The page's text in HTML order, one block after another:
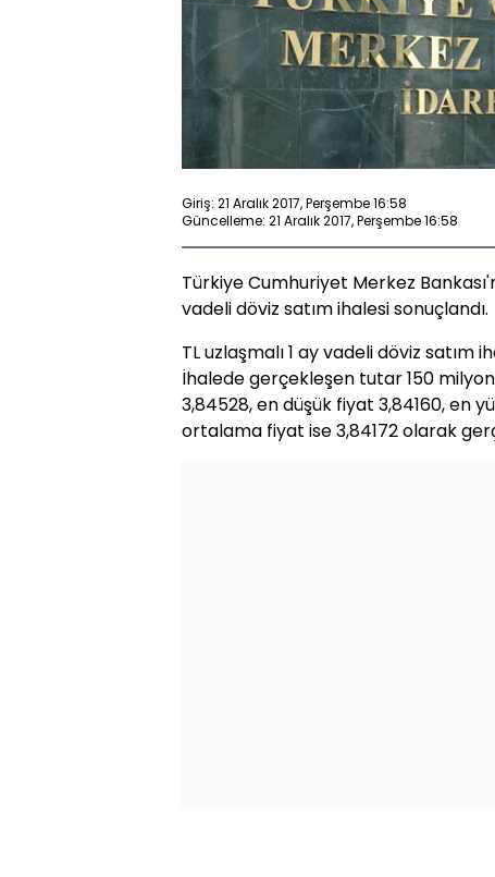
Giriş: 21 Aralık 2017, Perşembe 16:58
Güncelleme: 21 Aralık 2017, Perşembe 16:58
Türkiye Cumhuriyet Merkez
vadeli döviz satım ihalesi sonuçlandı.
TL uzlaşmalı 1 ay vadeli döviz
İhalede gerçekleşen tutar 150
3,84528, en düşük fiyat 3,84160, en
ortalama fiyat ise 3,84172 olarak